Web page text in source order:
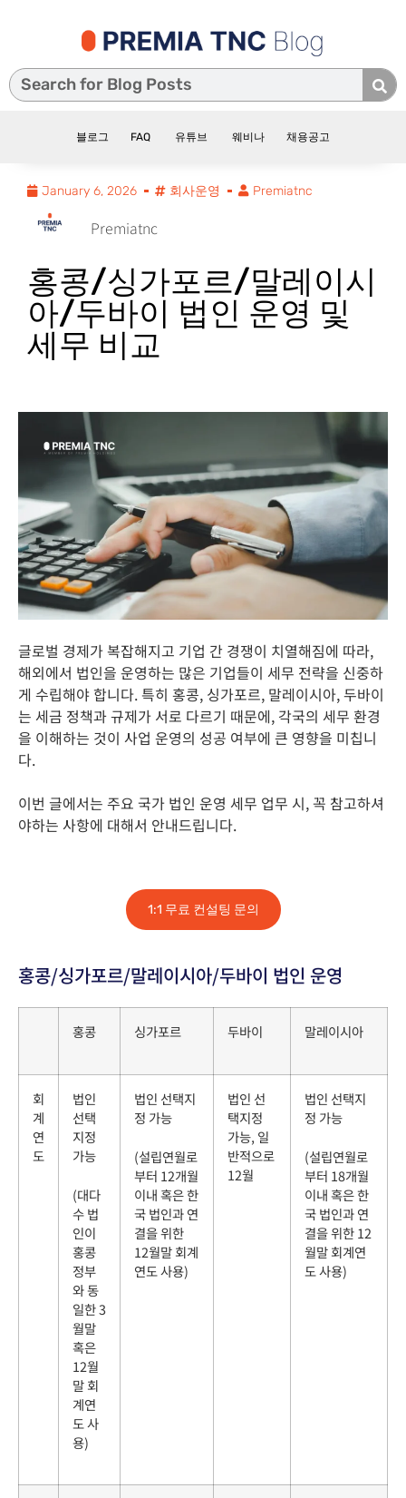
블로그 FAQ 유튜브 웨비나 채용공고
January 6, 2026 회사운영 Premiatnc
Premiatnc
홍콩/싱가포르/말레이시
아/두바이 법인 운영 및
세무 비교
글로벌 경제가 복잡해지고 기업 간 경쟁이 치열해짐에 따라,
해외에서 법인을 운영하는 많은 기업들이 세무 전략을 신중하
게 수립해야 합니다. 특히 홍콩, 싱가포르, 말레이시아, 두바이
는 세금 정책과 규제가 서로 다르기 때문에, 각국의 세무 환경
을 이해하는 것이 사업 운영의 성공 여부에 큰 영향을 미칩니
다.
이번 글에서는 주요 국가 법인 운영 세무 업무 시, 꼭 참고하셔
야하는 사항에 대해서 안내드립니다.
1:1 무료 컨설팅 문의
홍콩/싱가포르/말레이시아/두바이 법인 운영
홍콩 싱가포르 두바이 말레이시아
회
계
연
도
법인
선택
지정
가능
(대다
수 법
인이
홍콩
정부
와 동
일한 3
월말
혹은
12월
말 회
계연
도 사
용)
법인 선택지
정 가능
(설립연월로
부터 12개월
이내 혹은 한
국 법인과 연
결을 위한
12월말 회계
연도 사용)
법인 선
택지정
가능, 일
반적으로
12월
법인 선택지
정 가능
(설립연월로
부터 18개월
이내 혹은 한
국 법인과 연
결을 위한 12
월말 회계연
도 사용)